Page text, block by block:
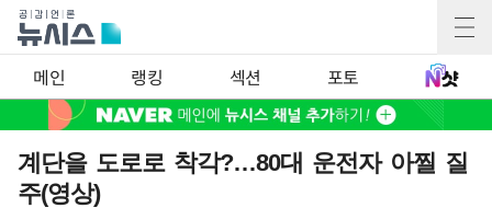
메인 랭킹 섹션 포토
계단을 도로로 착각?…80대 운전자 아찔 질
주(영상)